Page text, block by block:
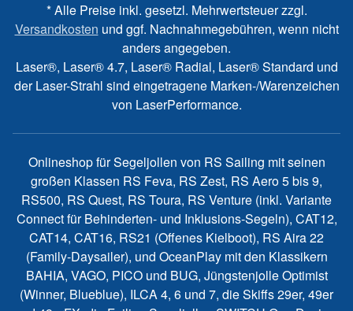
* Alle Preise inkl. gesetzl. Mehrwertsteuer zzgl.
Versandkosten und ggf. Nachnahmegebühren, wenn nicht
anders angegeben.
Laser®, Laser® 4.7, Laser® Radial, Laser® Standard und
der Laser-Strahl sind eingetragene Marken-/Warenzeichen
von LaserPerformance.
Onlineshop für Segeljollen von RS Sailing mit seinen
großen Klassen RS Feva, RS Zest, RS Aero 5 bis 9,
RS500, RS Quest, RS Toura, RS Venture (inkl. Variante
Connect für Behinderten- und Inklusions-Segeln), CAT12,
CAT14, CAT16, RS21 (Offenes Kielboot), RS Aira 22
(Family-Daysailer), und OceanPlay mit den Klassikern
BAHIA, VAGO, PICO und BUG, Jüngstenjolle Optimist
(Winner, Blueblue), ILCA 4, 6 und 7, die Skiffs 29er, 49er